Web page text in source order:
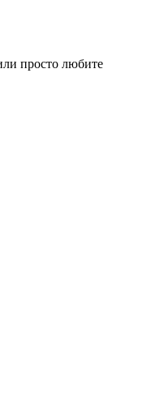
просто любите